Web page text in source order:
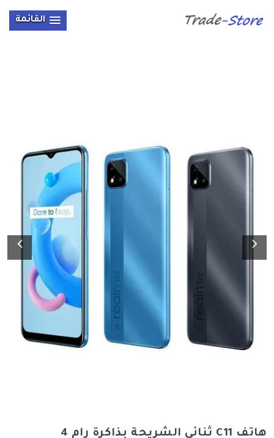
القائمة
هاتف C11 ثنائي الشريحة بذاكرة رام 4